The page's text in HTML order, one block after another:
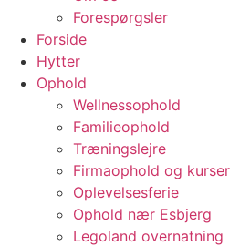
Forespørgsler
Forside
Hytter
Ophold
Wellnessophold
Familieophold
Træningslejre
Firmaophold og kurser
Oplevelsesferie
Ophold nær Esbjerg
Legoland overnatning